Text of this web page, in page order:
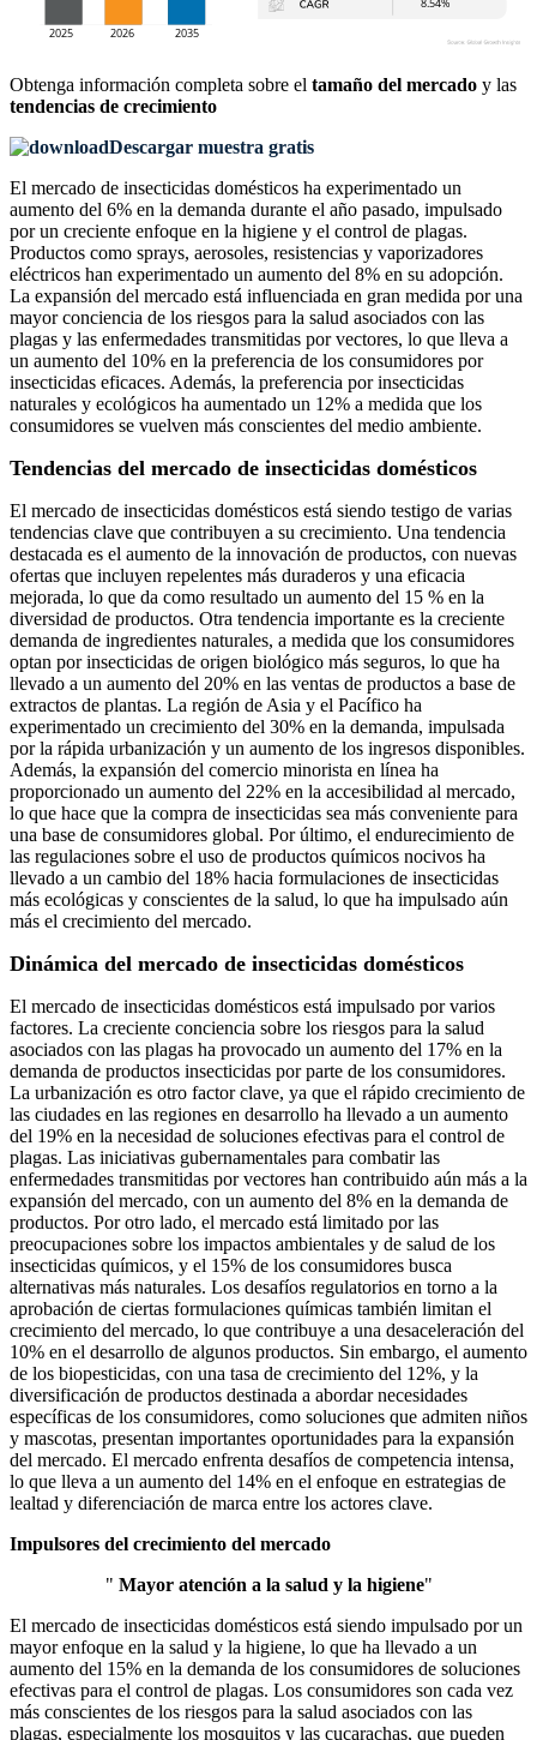
Obtenga información completa sobre el tamaño del mercado y las
tendencias de crecimiento
Descargar muestra gratis
El mercado de insecticidas domésticos ha experimentado un
aumento del 6% en la demanda durante el año pasado, impulsado
por un creciente enfoque en la higiene y el control de plagas.
Productos como sprays, aerosoles, resistencias y vaporizadores
eléctricos han experimentado un aumento del 8% en su adopción.
La expansión del mercado está influenciada en gran medida por una
mayor conciencia de los riesgos para la salud asociados con las
plagas y las enfermedades transmitidas por vectores, lo que lleva a
un aumento del 10% en la preferencia de los consumidores por
insecticidas eficaces. Además, la preferencia por insecticidas
naturales y ecológicos ha aumentado un 12% a medida que los
consumidores se vuelven más conscientes del medio ambiente.
Tendencias del mercado de insecticidas domésticos
El mercado de insecticidas domésticos está siendo testigo de varias
tendencias clave que contribuyen a su crecimiento. Una tendencia
destacada es el aumento de la innovación de productos, con nuevas
ofertas que incluyen repelentes más duraderos y una eficacia
mejorada, lo que da como resultado un aumento del 15 % en la
diversidad de productos. Otra tendencia importante es la creciente
demanda de ingredientes naturales, a medida que los consumidores
optan por insecticidas de origen biológico más seguros, lo que ha
llevado a un aumento del 20% en las ventas de productos a base de
extractos de plantas. La región de Asia y el Pacífico ha
experimentado un crecimiento del 30% en la demanda, impulsada
por la rápida urbanización y un aumento de los ingresos disponibles.
Además, la expansión del comercio minorista en línea ha
proporcionado un aumento del 22% en la accesibilidad al mercado,
lo que hace que la compra de insecticidas sea más conveniente para
una base de consumidores global. Por último, el endurecimiento de
las regulaciones sobre el uso de productos químicos nocivos ha
llevado a un cambio del 18% hacia formulaciones de insecticidas
más ecológicas y conscientes de la salud, lo que ha impulsado aún
más el crecimiento del mercado.
Dinámica del mercado de insecticidas domésticos
El mercado de insecticidas domésticos está impulsado por varios
factores. La creciente conciencia sobre los riesgos para la salud
asociados con las plagas ha provocado un aumento del 17% en la
demanda de productos insecticidas por parte de los consumidores.
La urbanización es otro factor clave, ya que el rápido crecimiento de
las ciudades en las regiones en desarrollo ha llevado a un aumento
del 19% en la necesidad de soluciones efectivas para el control de
plagas. Las iniciativas gubernamentales para combatir las
enfermedades transmitidas por vectores han contribuido aún más a la
expansión del mercado, con un aumento del 8% en la demanda de
productos. Por otro lado, el mercado está limitado por las
preocupaciones sobre los impactos ambientales y de salud de los
insecticidas químicos, y el 15% de los consumidores busca
alternativas más naturales. Los desafíos regulatorios en torno a la
aprobación de ciertas formulaciones químicas también limitan el
crecimiento del mercado, lo que contribuye a una desaceleración del
10% en el desarrollo de algunos productos. Sin embargo, el aumento
de los biopesticidas, con una tasa de crecimiento del 12%, y la
diversificación de productos destinada a abordar necesidades
específicas de los consumidores, como soluciones que admiten niños
y mascotas, presentan importantes oportunidades para la expansión
del mercado. El mercado enfrenta desafíos de competencia intensa,
lo que lleva a un aumento del 14% en el enfoque en estrategias de
lealtad y diferenciación de marca entre los actores clave.
Impulsores del crecimiento del mercado
" Mayor atención a la salud y la higiene"
El mercado de insecticidas domésticos está siendo impulsado por un
mayor enfoque en la salud y la higiene, lo que ha llevado a un
aumento del 15% en la demanda de los consumidores de soluciones
efectivas para el control de plagas. Los consumidores son cada vez
más conscientes de los riesgos para la salud asociados con las
plagas, especialmente los mosquitos y las cucarachas, que pueden